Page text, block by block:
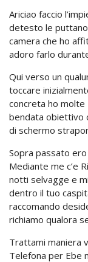
Ariciao faccio
detesto le
camera che ho
adoro farlo
Qui verso un
toccare
concreta ho
bendata obiettivo
di schermo
Sopra passato
Mediante me c’e
notti selvagge e
dentro il tuo
raccomando
richiamo qualora
Trattami maniera
Telefona per Ebe